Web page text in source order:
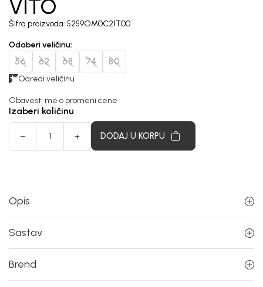
VITO
Šifra proizvoda: 5259OM0C21T00
Odaberi veličinu:
56 62 68 74 80
Odredi veličinu
Obavesti me o promeni cene
Izaberi količinu
DODAJ U KORPU
Opis
Sastav
Brend